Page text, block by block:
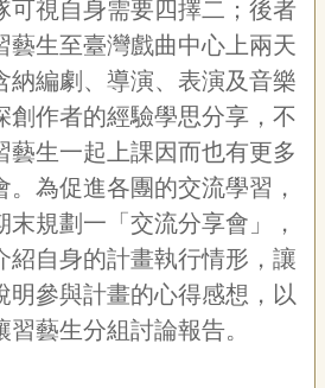
可視自身需要四擇二；後者
藝生至臺灣戲曲中心上兩天
納編劇、導演、表演及音樂
創作者的經驗學思分享，不
藝生一起上課因而也有更多
為促進各團的交流學習，
規劃一「交流分享會」，
紹自身的計畫執行情形，讓
明參與計畫的心得感想，以
藝生分組討論報告。